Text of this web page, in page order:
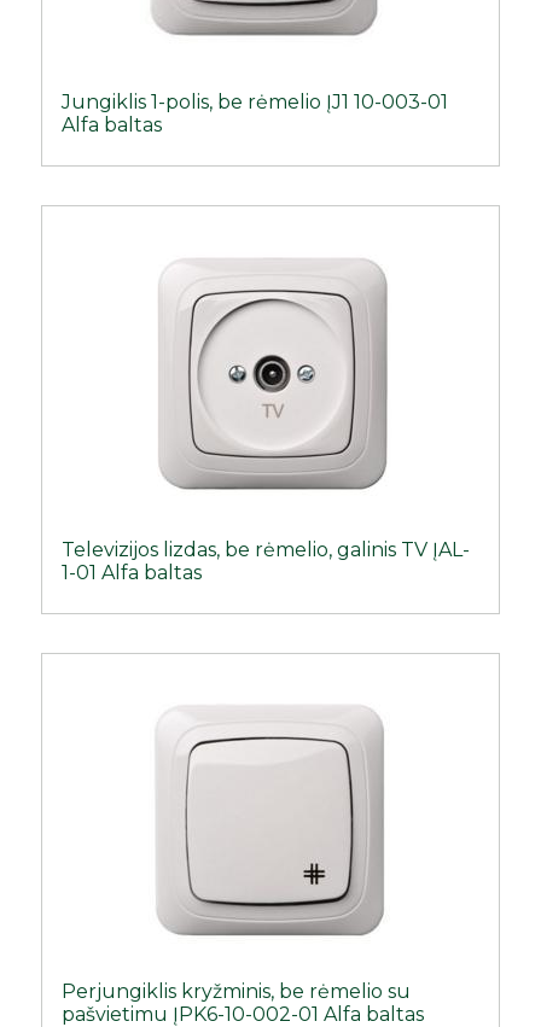
Jungiklis 1-polis, be rėmelio ĮJ1 10-003-01
Alfa baltas
Televizijos lizdas, be rėmelio, galinis TV ĮAL-
1-01 Alfa baltas
Perjungiklis kryžminis, be rėmelio su
pašvietimu ĮPK6-10-002-01 Alfa baltas